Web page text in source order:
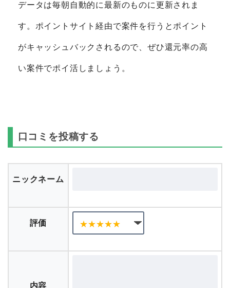
データは毎朝自動的に最新のものに更新されま
す。ポイントサイト経由で案件を行うとポイント
がキャッシュバックされるので、ぜひ還元率の高
い案件でポイ活しましょう。
口コミを投稿する
ニックネーム
評価
内容